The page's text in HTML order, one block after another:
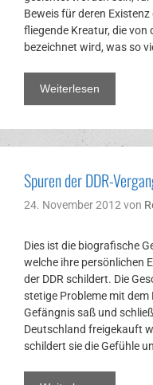
Beweis für deren
fliegende Kreatur, die von
bezeichnet wird, was so
Weiterlesen
Spuren der DDR-
24. November 2012 von
Dies ist die biografische
welche ihre persönlichen
der DDR schildert. Die
stetige Probleme mit dem
Gefängnis saß und
Deutschland freigekauft
schildert sie die Gefühle